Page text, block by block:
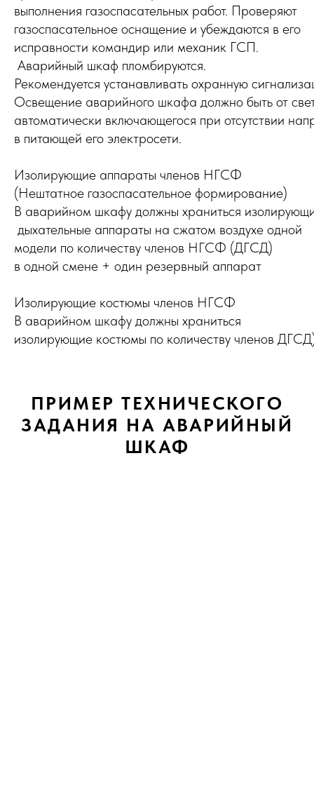
выполнения газоспасательных работ. Проверяют
газоспасательное оснащение и убеждаются в его
исправности командир или механик ГСП.
Аварийный шкаф пломбируются.
Рекомендуется устанавливать охранную
Освещение аварийного шкафа должно быть от
автоматически включающегося при отсутствии
в питающей его электросети.
Изолирующие аппараты членов НГСФ
(Нештатное газоспасательное формирование)
В аварийном шкафу должны храниться
дыхательные аппараты на сжатом воздухе одной
модели по количеству членов НГСФ (ДГСД)
в одной смене + один резервный аппарат
Изолирующие костюмы членов НГСФ
В аварийном шкафу должны храниться
изолирующие костюмы по количеству членов
ПРИМЕР ТЕХНИЧЕСКОГО
ЗАДАНИЯ НА АВАРИЙНЫЙ
ШКАФ